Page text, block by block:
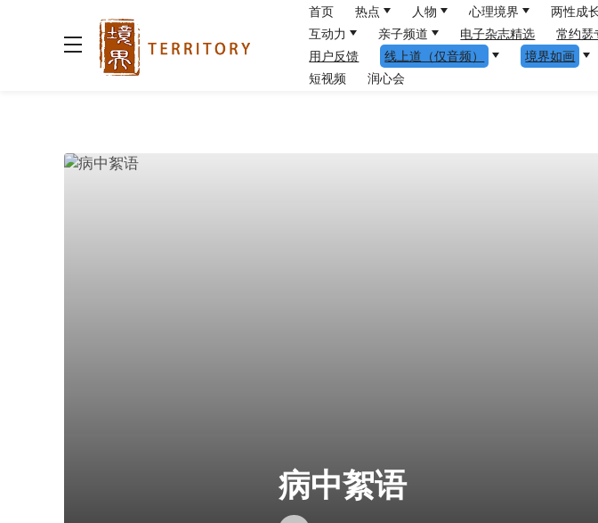
首页 热点 人物 心理境界 两性成
互动力
亲子频道 电子杂志精选 常约瑟
用户反馈
线上道（仅音频） 境界如画
短视频
润心会
病中絮语